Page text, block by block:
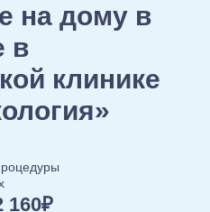
условиях
на дому в
в
клинике